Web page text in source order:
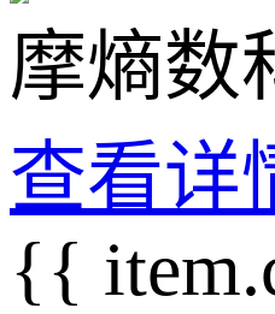
摩熵数
查看详
{{